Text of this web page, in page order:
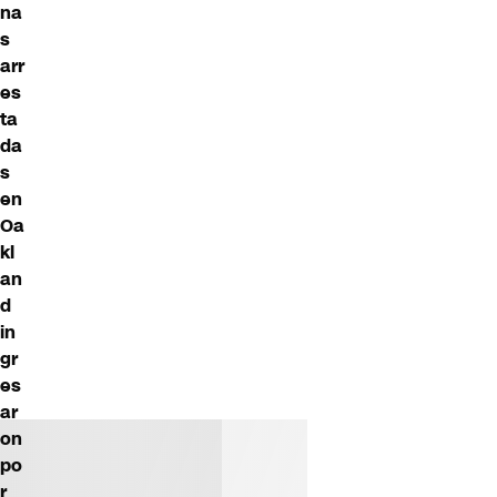
na
s
arr
es
ta
da
s
en
Oa
kl
an
d
in
gr
es
ar
on
po
r